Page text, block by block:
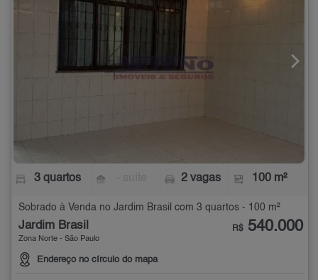
3 quartos 2 vagas 100 m²
Sobrado à Venda no Jardim Brasil com 3 quartos - 100 m²
Jardim Brasil
Zona Norte - São Paulo
Endereço no círculo do mapa
R$ 540.000